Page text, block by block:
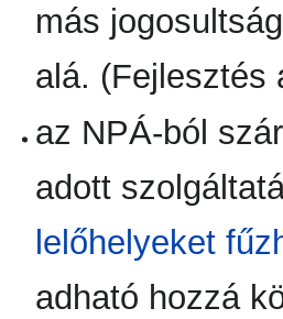
más
alá. (Fejlesztés
az NPÁ-ból
adott
lelőhelyeket
adható hozzá